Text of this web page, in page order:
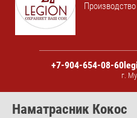
+7-904-654-08-60
г.
Наматрасник Кокос